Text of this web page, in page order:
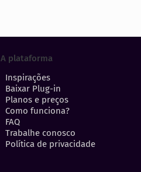
A plataforma
Inspirações
Baixar Plug-in
Planos e preços
Como funciona?
FAQ
Trabalhe conosco
Política de privacidade